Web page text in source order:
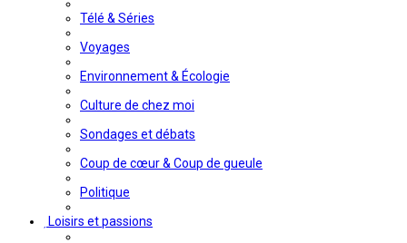
Télé & Séries
Voyages
Environnement & Écologie
Culture de chez moi
Sondages et débats
Coup de cœur & Coup de gueule
Politique
Loisirs et passions